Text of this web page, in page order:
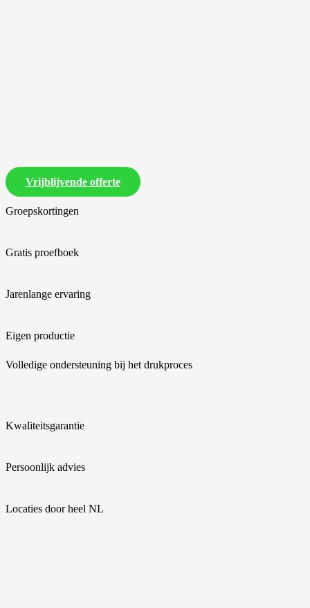
Vrijblijvende offerte
Groepskortingen
Gratis proefboek
Jarenlange ervaring
Eigen productie
Volledige ondersteuning bij het drukproces
Kwaliteitsgarantie
Persoonlijk advies
Locaties door heel NL